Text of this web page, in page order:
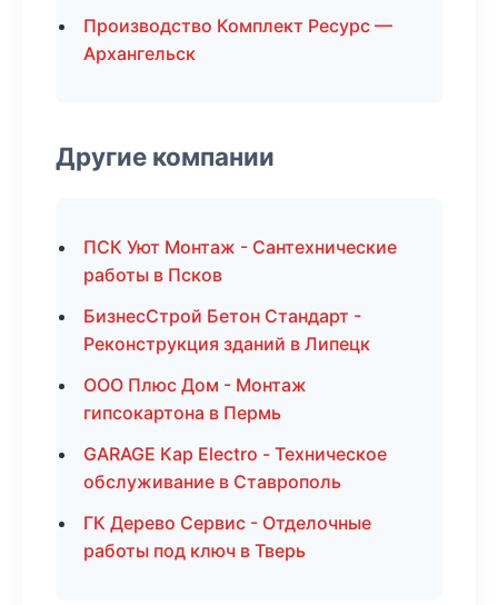
Производство Комплект Ресурс —
Архангельск
Другие компании
ПСК Уют Монтаж - Сантехнические
работы в Псков
БизнесСтрой Бетон Стандарт -
Реконструкция зданий в Липецк
ООО Плюс Дом - Монтаж
гипсокартона в Пермь
GARAGE Кар Electro - Техническое
обслуживание в Ставрополь
ГК Дерево Сервис - Отделочные
работы под ключ в Тверь